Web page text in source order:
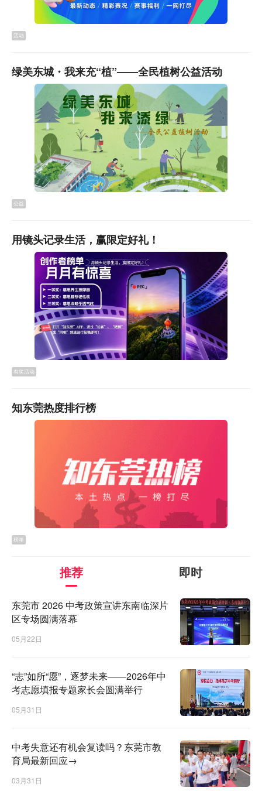
资料图
后续举措：调研优化政策 提供咨询渠道
市教育局表示，下一步有关部门将继续开展调研工作，积
我市中考相关政策，进一步强化服务意识、提升服务水
平，更好地满足学生多样化的升学需求。
审 核：麦真喜 郑思琪 谢瑞玲
终 审：赖昆鹏 何春辉
关键词：中考,政策
活动
绿美东城・我来充“植”——全民植树公益活动
公益
用镜头记录生活，赢限定好礼！
有奖活动
知东莞热度排行榜
榜单
推荐 即时
东莞市 2026 中考政策宣讲东南临深片
区专场圆满落幕
05月22日
“志”如所“愿”，逐梦未来——2026年中
考志愿填报专题家长会圆满举行
05月31日
中考失意还有机会复读吗？东莞市教
育局最新回应→
03月31日